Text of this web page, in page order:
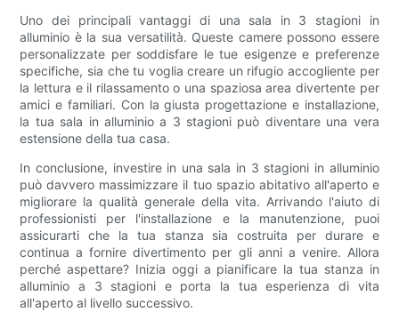
Uno dei principali vantaggi di una sala in 3 stagioni in
alluminio è la sua versatilità. Queste camere possono essere
personalizzate per soddisfare le tue esigenze e preferenze
specifiche, sia che tu voglia creare un rifugio accogliente per
la lettura e il rilassamento o una spaziosa area divertente per
amici e familiari. Con la giusta progettazione e installazione,
la tua sala in alluminio a 3 stagioni può diventare una vera
estensione della tua casa.
In conclusione, investire in una sala in 3 stagioni in alluminio
può davvero massimizzare il tuo spazio abitativo all'aperto e
migliorare la qualità generale della vita. Arrivando l'aiuto di
professionisti per l'installazione e la manutenzione, puoi
assicurarti che la tua stanza sia costruita per durare e
continua a fornire divertimento per gli anni a venire. Allora
perché aspettare? Inizia oggi a pianificare la tua stanza in
alluminio a 3 stagioni e porta la tua esperienza di vita
all'aperto al livello successivo.